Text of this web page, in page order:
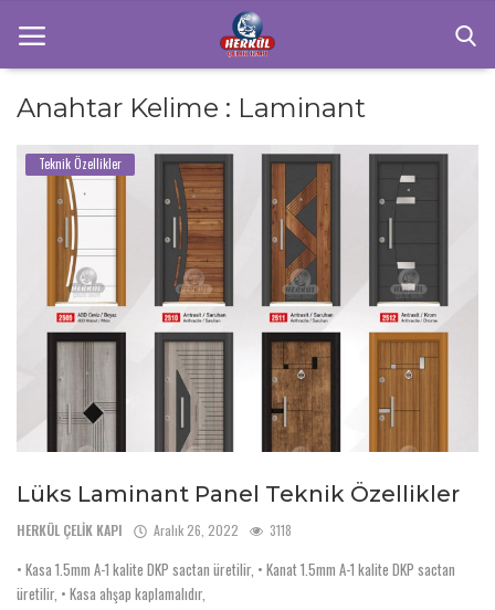
Anasayfa
Sektörel Bilgiler
Teknik Özellikler
İletişim
Ürünlerimiz
Çelik Kapı
Galeri
Türkçe
Anahtar Kelime : Laminant
Teknik Özellikler
Lüks Laminant Panel Teknik Özellikler
HERKÜL ÇELİK KAPI Aralık 26, 2022 3118
• Kasa 1.5mm A-1 kalite DKP sactan üretilir, • Kanat 1.5mm A-1 kalite DKP sactan
üretilir, • Kasa ahşap kaplamalıdır,